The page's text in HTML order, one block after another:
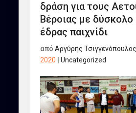
δράση για τους
Βέροιας με δύσκολο
έδρας παιχνίδι
απόΑργύρης Τσιγγενόπουλος
2020 |Uncategorized